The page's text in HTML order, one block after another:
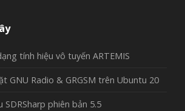
tính hiệu vô tuyến ARTEMIS
GNU Radio & GRGSM trên Ubuntu 20
SDRSharp phiên bản 5.5